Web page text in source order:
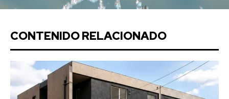
CONTENIDO RELACIONADO